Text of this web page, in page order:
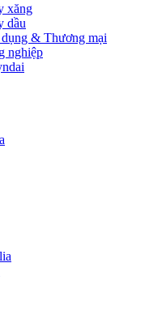
xăng
dầu
& Thương mại
nghiệp